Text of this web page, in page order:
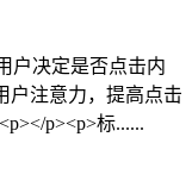
户决定是否点击内
户注意力，提高点击
p><p>标......